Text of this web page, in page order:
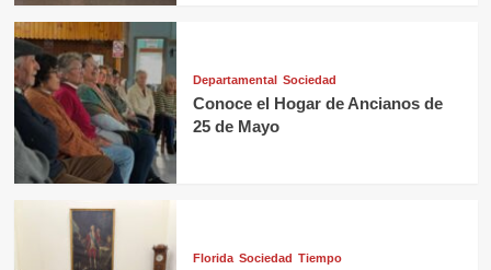
Departamental Sociedad
Conoce el Hogar de Ancianos de
25 de Mayo
Florida Sociedad Tiempo